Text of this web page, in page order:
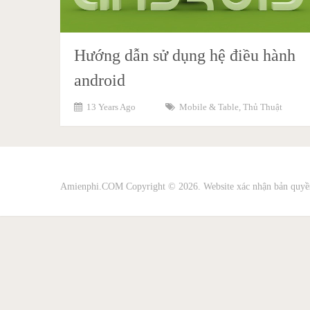
Hướng dẫn sử dụng hệ điều hành
android
13 Years Ago Mobile & Table, Thủ Thuật
Amienphi.COM Copyright © 2026. Website xác nhận bản